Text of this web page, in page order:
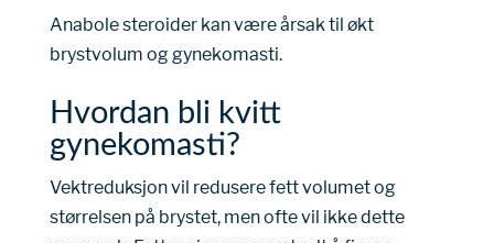
Anabole steroider kan være årsak til økt
brystvolum og gynekomasti.
Hvordan bli kvitt
gynekomasti?
Vektreduksjon vil redusere fett volumet og
størrelsen på brystet, men ofte vil ikke dette